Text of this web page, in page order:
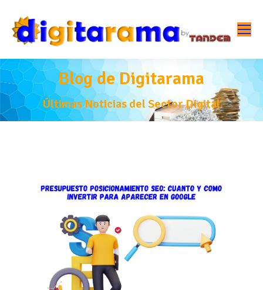
Blog de Digitarama
Últimas Noticias del Sector Digital